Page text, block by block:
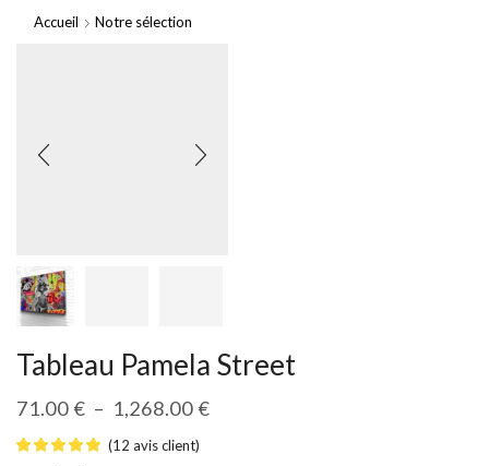
Accueil Notre sélection
Tableau Pamela Street
71.00€ – 1,268.00€
(12 avis client)